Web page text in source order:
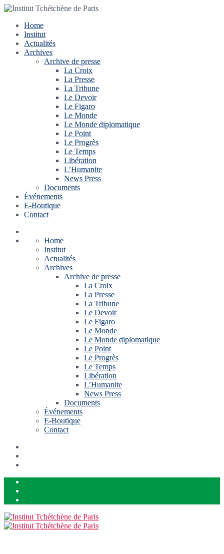
Home
Institut
Actualités
Archives
Archive de presse
La Croix
La Presse
La Tribune
Le Devoir
Le Figaro
Le Monde
Le Monde diplomatique
Le Point
Le Progrès
Le Temps
Libération
L’Humanite
News Press
Documents
Événements
E-Boutique
Contact
Home
Institut
Actualités
Archives
Archive de presse
La Croix
La Presse
La Tribune
Le Devoir
Le Figaro
Le Monde
Le Monde diplomatique
Le Point
Le Progrès
Le Temps
Libération
L’Humanite
News Press
Documents
Événements
E-Boutique
Contact